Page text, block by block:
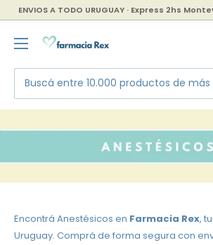
directamente
ENVIOS A TODO URUGUAY · Express 2hs
Farmacia
Encontrá Anestésicos en Farmacia Rex,
Uruguay. Comprá de forma segura con